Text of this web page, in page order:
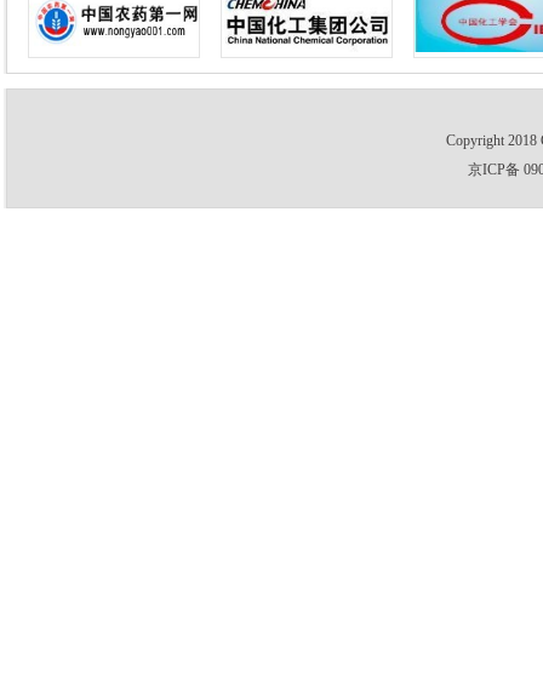
Copyright 2018
京ICP备